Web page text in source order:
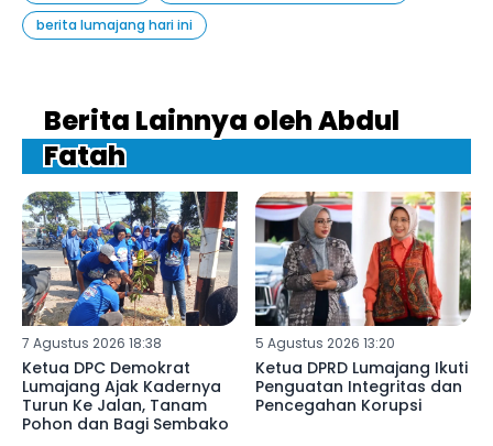
berita lumajang hari ini
Berita Lainnya oleh Abdul
Fatah
7 Agustus 2026 18:38
Ketua DPC Demokrat
Lumajang Ajak Kadernya
Turun Ke Jalan, Tanam
Pohon dan Bagi Sembako
5 Agustus 2026 13:20
Ketua DPRD Lumajang Ikuti
Penguatan Integritas dan
Pencegahan Korupsi